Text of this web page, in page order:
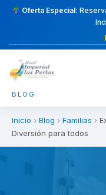
Oferta Especial:
BLOG
Inicio › Blog › Familias ›
Diversión para todos